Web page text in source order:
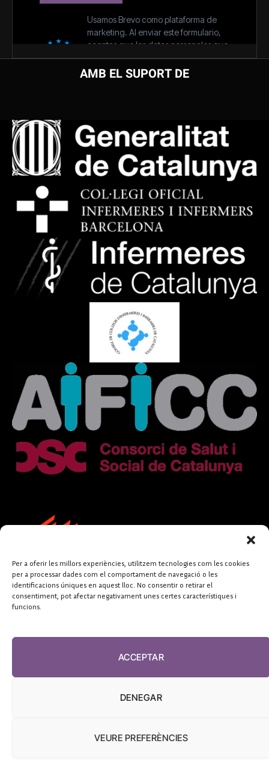
Per a oferir les millors experiències, utilitzem tecnologies com les cookies
per a processar dades com el comportament de navegació o les
identificacions úniques en aquest lloc. No consentir o retirar el
consentiment, pot afectar negativament unes certes característiques i
funcions.
ACCEPTAR
DENEGAR
VEURE PREFERÈNCIES
AMB EL SUPORT DE
FUNDACIÓ